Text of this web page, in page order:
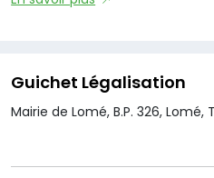
Guichet Légalisation
Mairie de Lomé, B.P. 326, Lomé,